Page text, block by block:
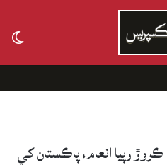
انگلينڊ کي ٽرافي سان گڏ 35 ڪروڙ رپيا انعام، پاڪستان کي